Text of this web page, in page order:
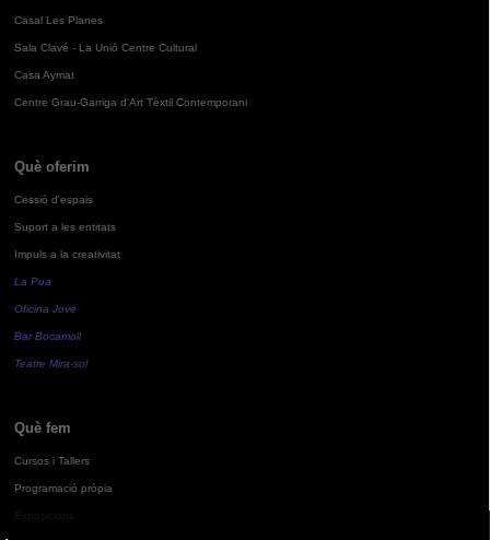
Casal Les Planes
Sala Clavé - La Unió Centre Cultural
Casa Aymat
Centre Grau-Garriga d'Art Tèxtil Contemporani
Què oferim
Cessió d'espais
Suport a les entitats
Impuls a la creativitat
La Pua
Oficina Jove
Bar Bocamoll
Teatre Mira-sol
Què fem
Cursos i Tallers
Programació pròpia